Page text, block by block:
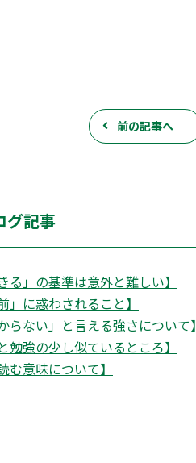
前の記事へ
グ記事
る」の基準は意外と難しい】
」に惑わされること】
らない」と言える強さについて】
勉強の少し似ているところ】
む意味について】